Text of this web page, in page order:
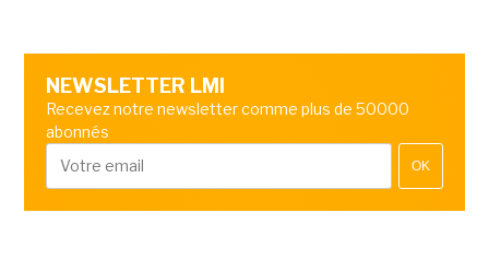
NEWSLETTER LMI
Recevez notre newsletter comme plus de 50000
abonnés
OK